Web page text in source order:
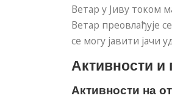
Ветар у Јиву током
Ветар преовлађује
се могу јавити јачи
Активности и
Активности на